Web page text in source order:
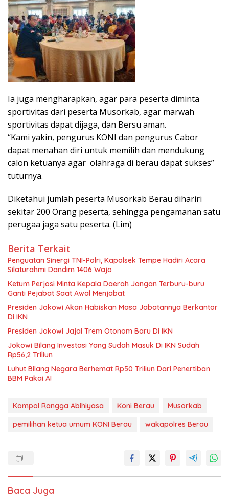
Ia juga mengharapkan, agar para peserta diminta
sportivitas dari peserta Musorkab, agar marwah
sportivitas dapat dijaga, dan Bersu aman.
“Kami yakin, pengurus KONI dan pengurus Cabor
dapat menahan diri untuk memilih dan mendukung
calon ketuanya agar olahraga di berau dapat sukses”
tuturnya.
Diketahui jumlah peserta Musorkab Berau dihariri
sekitar 200 Orang peserta, sehingga pengamanan satu
perugaa jaga satu peserta. (Lim)
Berita Terkait
Penguatan Sinergi TNI-Polri, Kapolsek Tempe Hadiri Acara
Silaturahmi Dandim 1406 Wajo
Ketum Perjosi Minta Kepala Daerah Jangan Terburu-buru
Ganti Pejabat Saat Awal Menjabat
Presiden Jokowi Akan Habiskan Masa Jabatannya Berkantor
Di IKN
Presiden Jokowi Jajal Trem Otonom Baru Di IKN
Jokowi Bilang Investasi Yang Sudah Masuk Di IKN Sudah
Rp56,2 Triliun
Luhut Bilang Negara Berhemat Rp50 Triliun Dari Penertiban
BBM Pakai AI
Kompol Rangga Abihiyasa Koni Berau
Musorkab
pemilihan ketua umum KONI Berau
wakapolres Berau
Baca Juga